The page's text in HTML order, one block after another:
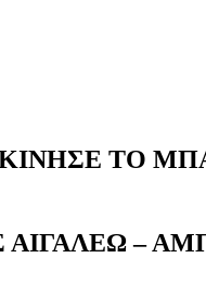
ΤΟ
ΑΙΓΑΛΕΩ –